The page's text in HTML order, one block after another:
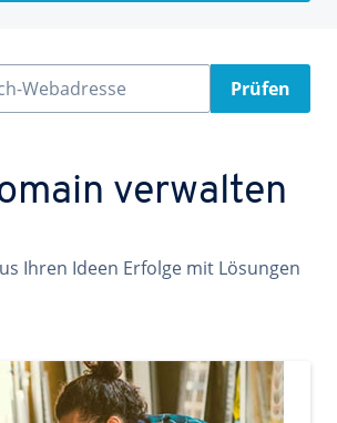
Webadresse Prüfen
verwalten
Ihren Ideen Erfolge mit Lösungen